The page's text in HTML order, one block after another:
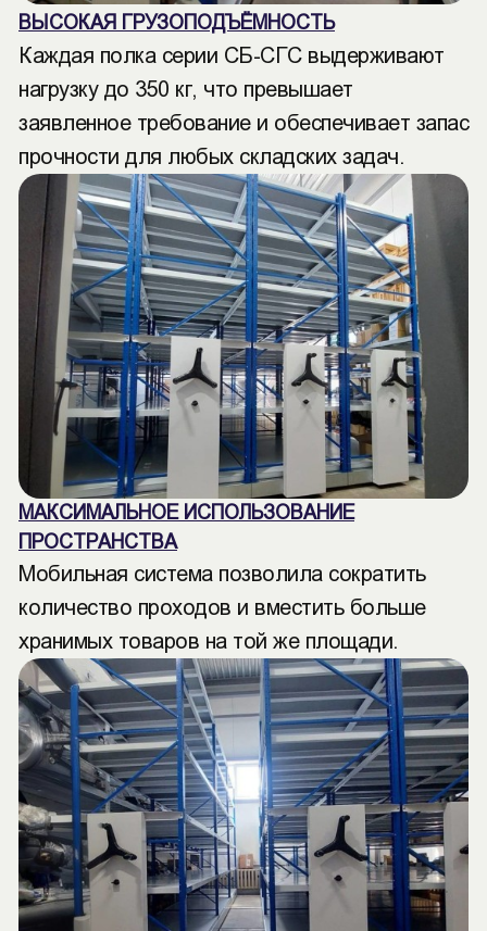
ВЫСОКАЯ ГРУЗОПОДЪЁМНОСТЬ
Каждая полка серии СБ-СГС выдерживают
нагрузку до 350 кг, что превышает
заявленное требование и обеспечивает запас
прочности для любых складских задач.
МАКСИМАЛЬНОЕ ИСПОЛЬЗОВАНИЕ
ПРОСТРАНСТВА
Мобильная система позволила сократить
количество проходов и вместить больше
хранимых товаров на той же площади.